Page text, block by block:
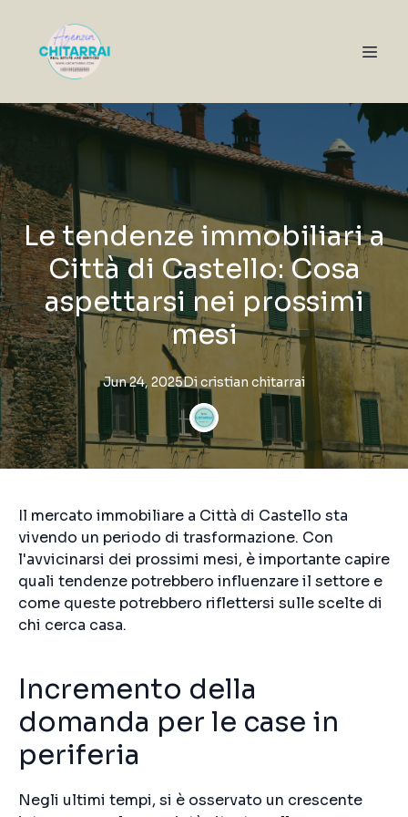
Le tendenze immobiliari a
Città di Castello: Cosa
aspettarsi nei prossimi
mesi
Jun 24, 2025Dicristian chitarrai
Il mercato immobiliare a Città di Castello sta
vivendo un periodo di trasformazione. Con
l'avvicinarsi dei prossimi mesi, è importante capire
quali tendenze potrebbero influenzare il settore e
come queste potrebbero riflettersi sulle scelte di
chi cerca casa.
Incremento della
domanda per le case in
periferia
Negli ultimi tempi, si è osservato un crescente